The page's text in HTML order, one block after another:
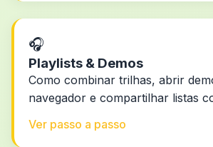
🎧
Playlists & Demos
Como combinar trilhas, abrir
navegador e compartilhar listas
Ver passo a passo